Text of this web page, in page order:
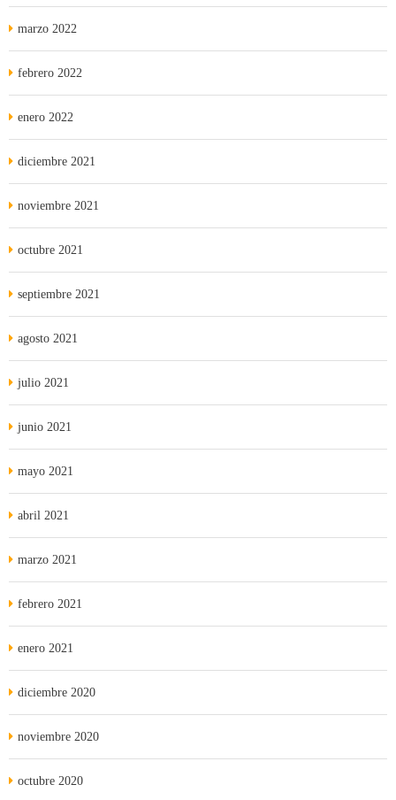
marzo 2022
febrero 2022
enero 2022
diciembre 2021
noviembre 2021
octubre 2021
septiembre 2021
agosto 2021
julio 2021
junio 2021
mayo 2021
abril 2021
marzo 2021
febrero 2021
enero 2021
diciembre 2020
noviembre 2020
octubre 2020